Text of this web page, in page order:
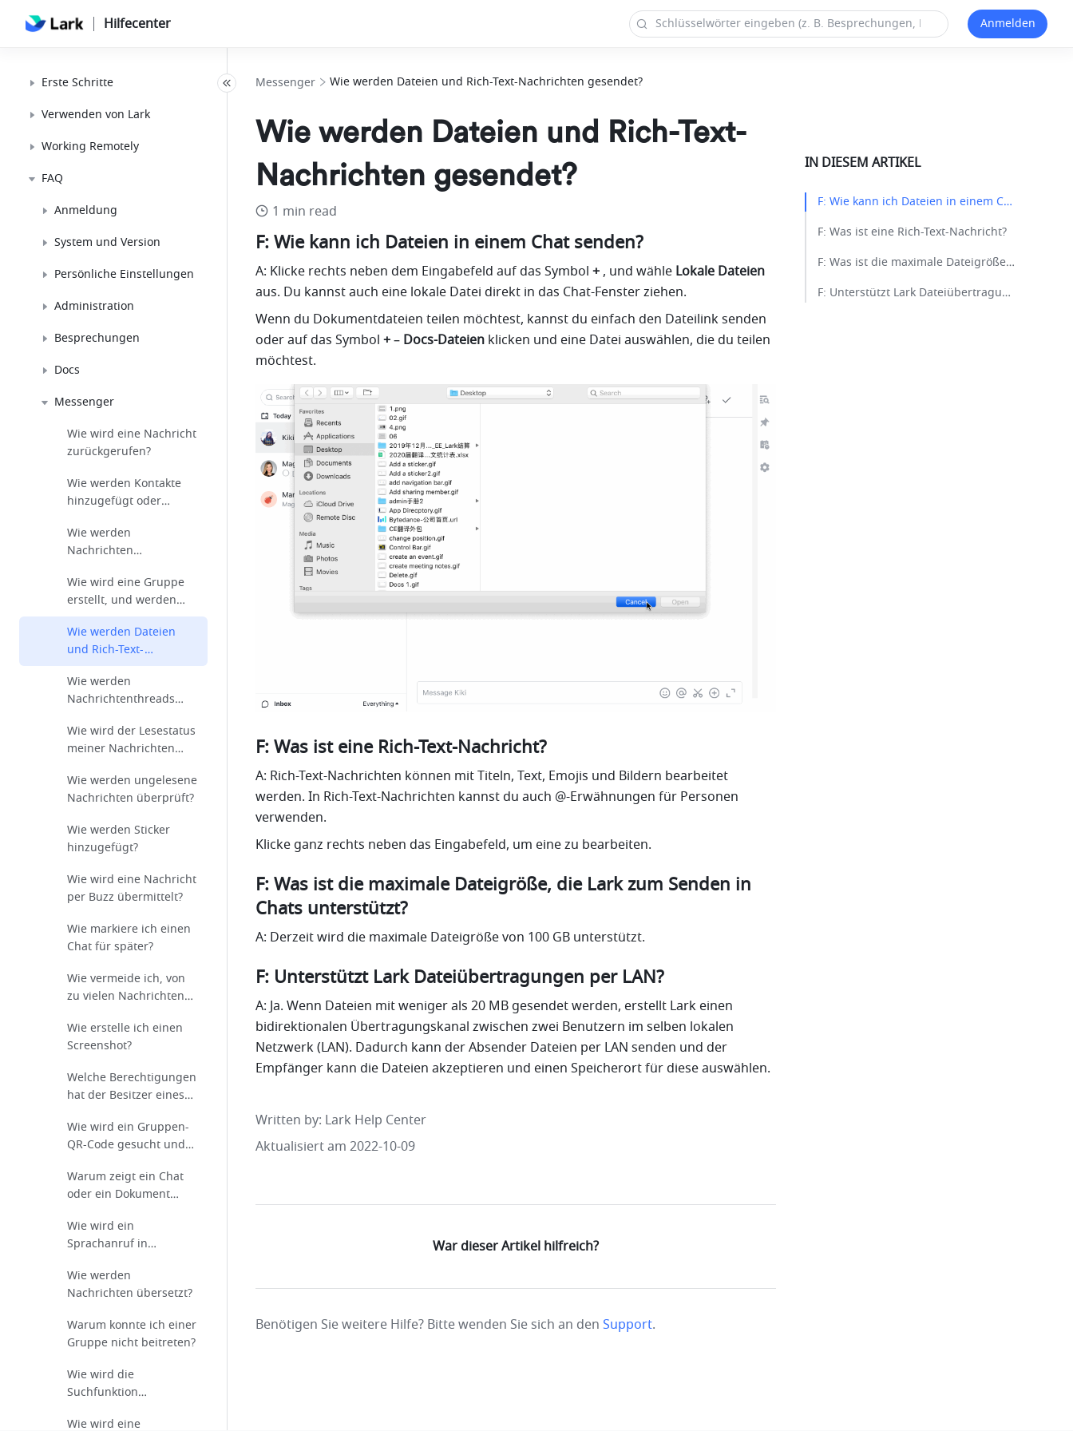
Hilfecenter Anmelden
Erste Schritte
Verwenden von Lark
Working Remotely
FAQ
Anmeldung
System und Version
Persönliche Einstellungen
Administration
Besprechungen
Docs
Messenger
Wie wird eine Nachricht
zurückgerufen?
Wie werden Kontakte
hinzugefügt oder
Wie werden
Nachrichten
weitergeleitet, gelöscht
oder als Favorit
festgelegt?
Wie wird eine Gruppe
erstellt, und werden
andere Personen zur
Gruppe eingeladen?
Wie werden Dateien
und Rich-Text-
Nachrichten gesendet?
Wie werden
Nachrichtenthreads
Wie wird der Lesestatus
meiner Nachrichten
Wie werden ungelesene
Nachrichten überprüft?
Wie werden Sticker
hinzugefügt?
Wie wird eine Nachricht
per Buzz übermittelt?
Wie markiere ich einen
Chat für später?
Wie vermeide ich, von
zu vielen Nachrichten
Wie erstelle ich einen
Screenshot?
Welche Berechtigungen
hat der Besitzer eines
Wie wird ein Gruppen-
QR-Code gesucht und
Warum zeigt ein Chat
oder ein Dokument
Wie wird ein
Sprachanruf in
durchgeführt?
Wie werden
Nachrichten übersetzt?
Warum konnte ich einer
Gruppe nicht beitreten?
Wie wird die
Suchfunktion
Wie wird eine
Messenger Wie werden Dateien und Rich-Text-Nachrichten gesendet?
Wie werden Dateien und Rich-Text-
Nachrichten gesendet?
1 min read
F: Wie kann ich Dateien in einem Chat senden?
A: Klicke rechts neben dem Eingabefeld auf das Symbol + , und wähle Lokale Dateien
aus. Du kannst auch eine lokale Datei direkt in das Chat-Fenster ziehen.
Wenn du Dokumentdateien teilen möchtest, kannst du einfach den Dateilink senden
oder auf das Symbol + – Docs-Dateien klicken und eine Datei auswählen, die du teilen
möchtest.
F: Was ist eine Rich-Text-Nachricht?
A: Rich-Text-Nachrichten können mit Titeln, Text, Emojis und Bildern bearbeitet
werden. In Rich-Text-Nachrichten kannst du auch @-Erwähnungen für Personen
verwenden.
Klicke ganz rechts neben das Eingabefeld, um eine zu bearbeiten.
F: Was ist die maximale Dateigröße, die Lark zum Senden in
Chats unterstützt?
A: Derzeit wird die maximale Dateigröße von 100 GB unterstützt.
F: Unterstützt Lark Dateiübertragungen per LAN?
A: Ja. Wenn Dateien mit weniger als 20 MB gesendet werden, erstellt Lark einen
bidirektionalen Übertragungskanal zwischen zwei Benutzern im selben lokalen
Netzwerk (LAN). Dadurch kann der Absender Dateien per LAN senden und der
Empfänger kann die Dateien akzeptieren und einen Speicherort für diese auswählen.
Written by: Lark Help Center
Aktualisiert am 2022-10-09
War dieser Artikel hilfreich?
Benötigen Sie weitere Hilfe? Bitte wenden Sie sich an den Support.
IN DIESEM ARTIKEL
F: Wie kann ich Dateien in einem Chat senden?​
F: Was ist eine Rich-Text-Nachricht?​
F: Was ist die maximale Dateigröße, die Lark zum Senden in Chats unterstützt?​
F: Unterstützt Lark Dateiübertragungen per LAN?​